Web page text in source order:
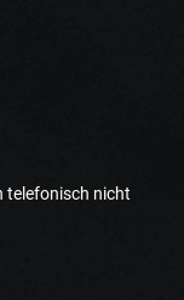
telefonisch nicht